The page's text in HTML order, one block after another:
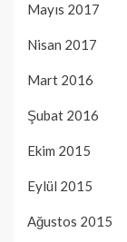
Mayıs 2017
Nisan 2017
Mart 2016
Şubat 2016
Ekim 2015
Eylül 2015
Ağustos 2015